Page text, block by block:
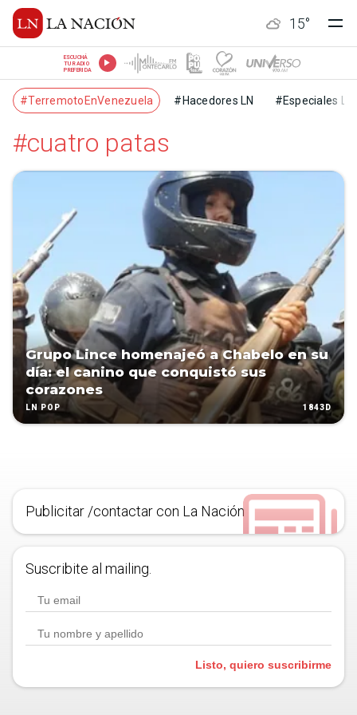
15°
ESCUCHÁ
TU RADIO
PREFERIDA
#TerremotoEnVenezuela #Hacedores LN #Especiales LN
#cuatro patas
Grupo Lince homenajeó a Chabelo en su
día: el canino que conquistó sus
corazones
LN POP 1843D
Publicitar /contactar con La Nación
Suscribite al mailing.
Listo, quiero suscribirme